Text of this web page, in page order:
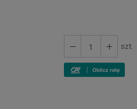
szt.